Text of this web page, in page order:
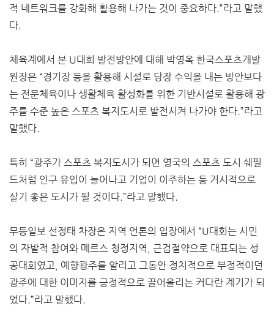
적 네트워크를 강화해 활용해 나가는 것이 중요하다.”라고 말했
다.
체육계에서 본 U대회 발전방안에 대해 박영옥 한국스포츠개발
원장은 “경기장 등을 활용해 시설로 당장 수익을 내는 방안보다
는 전문체육이나 생활체육 활성화를 위한 기반시설로 활용해 광
주를 수준 높은 스포츠 복지도시로 발전시켜 나가야 한다.”라고
말했다.
특히 “광주가 스포츠 복지도시가 되면 영국의 스포츠 도시 쉐필
드처럼 인구 유입이 늘어나고 기업이 이주하는 등 거시적으로
살기 좋은 도시가 될 것이다.”라고 말했다.
무등일보 선정태 차장은 지역 언론의 입장에서 “U대회는 시민
의 자발적 참여와 메르스 청정지역, 근검절약으로 대표되는 성
공대회였고, 예향광주를 알리고 그동안 정치적으로 부정적이던
광주에 대한 이미지를 긍정적으로 끌어올리는 커다란 계기가 되
었다.”라고 말했다.